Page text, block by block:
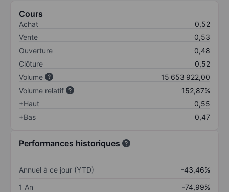
Cours
Achat
0,52
Vente
0,53
Ouverture
0,48
Clôture
0,52
Volume
15 653 922,00
Volume relatif
152,87%
+Haut
0,55
+Bas
0,47
Performances historiques
Annuel à ce jour (YTD)
-43,46%
1 An
-74,99%